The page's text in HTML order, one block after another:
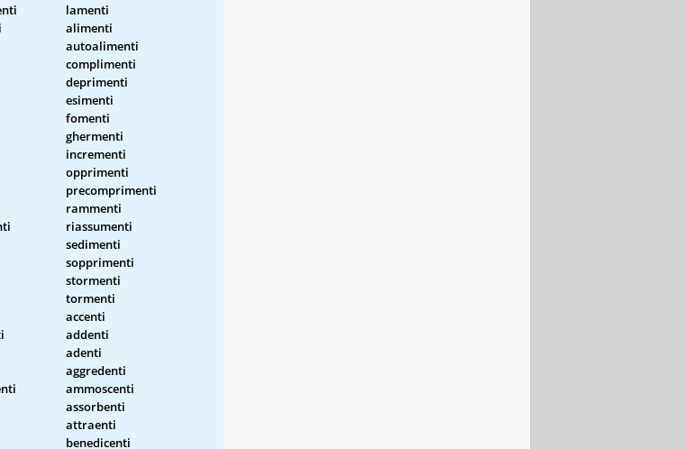
lamenti
alimenti
autoalimenti
complimenti
deprimenti
esimenti
fomenti
ghermenti
incrementi
opprimenti
precomprimenti
rammenti
riassumenti
sedimenti
sopprimenti
stormenti
tormenti
accenti
addenti
adenti
aggredenti
ammoscenti
assorbenti
attraenti
benedicenti